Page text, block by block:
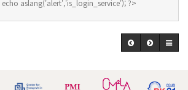
aslang('alert','is_login_service'); ?>